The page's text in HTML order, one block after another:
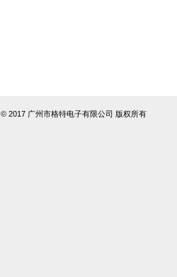
© 2017 广州市格特电子有限公司 版权所有